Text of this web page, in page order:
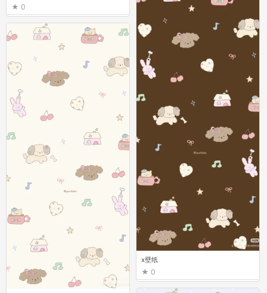
0
x壁纸
0